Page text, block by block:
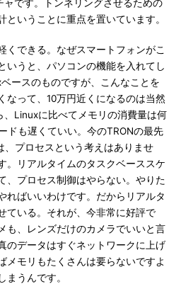
ャです。トンネリングさせるための
いうことに重点を置いています。
できる。なぜスマートフォンがこ
いうと、パソコンの機能を入れてし
ースのものですが、こんなことを
なって、10万円近くになるのは当然
、Linuxに比べてメモリの消費量は何
ドも遅くていい。今のTRONの最先
、プロセスという考えはありませ
。リアルタイムのタスクベーススケ
、プロセス制御はやらない。やりた
ればいいわけです。だからリアルタ
ている。それが、今非常に好評で
も、レンズだけのカメラでいいと言
のデータはすぐネットワークに上げ
メモリもたくさんは要らないですよ
まうんです。